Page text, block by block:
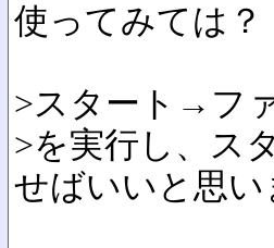
使ってみては？
>スタート→フ
>を実行し、ス
せばいいと思い